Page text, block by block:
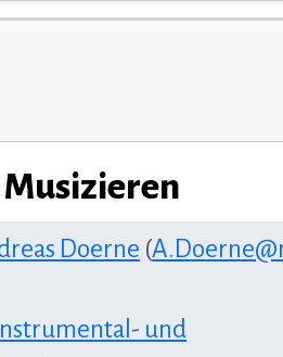
Doerne (
Instrumental- und